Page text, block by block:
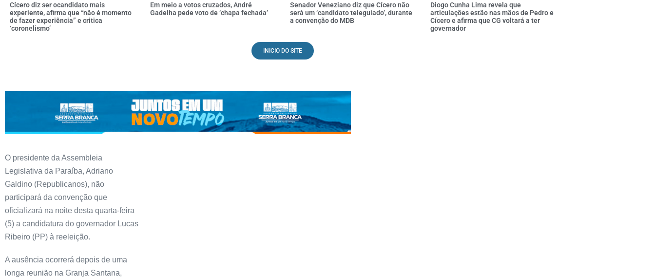
Cícero diz ser ocandidato mais
experiente, afirma que “não é momento
de fazer experiência” e critica
‘coronelismo’
Em meio a votos cruzados, André
Gadelha pede voto de ‘chapa fechada’
Senador Veneziano diz que Cícero não
será um ‘candidato teleguiado’, durante
a convenção do MDB
Diogo Cunha Lima revela que
articulações estão nas mãos de Pedro e
Cícero e afirma que CG voltará a ter
governador
INICIO DO SITE
O presidente da Assembleia
Legislativa da Paraíba, Adriano
Galdino (Republicanos), não
participará da convenção que
oficializará na noite desta quarta-feira
(5) a candidatura do governador Lucas
Ribeiro (PP) à reeleição.
A ausência ocorrerá depois de uma
longa reunião na Granja Santana,